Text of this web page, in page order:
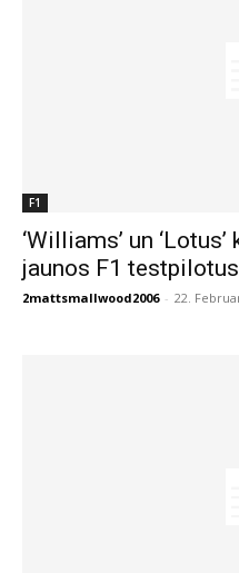
F1
‘Williams’ un
jaunos F1 testpilotus
2mattsmallwood2006 - 22.